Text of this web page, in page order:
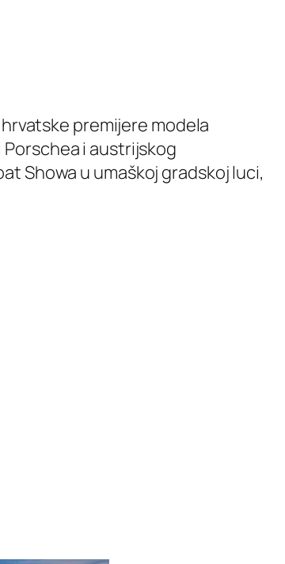
premijere modela
i austrijskog
Showa u umaškoj gradskoj luci,